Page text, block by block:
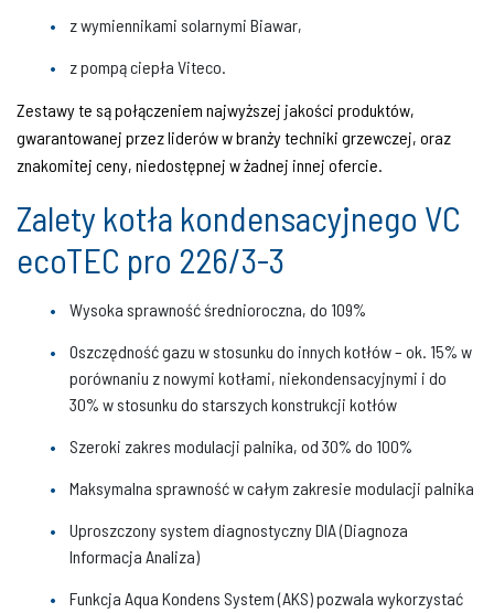
z wymiennikami solarnymi Biawar,
z pompą ciepła Viteco.
Zestawy te są połączeniem najwyższej jakości produktów,
gwarantowanej przez liderów w branży techniki grzewczej, oraz
znakomitej ceny, niedostępnej w żadnej innej ofercie.
Zalety kotła kondensacyjnego VC
ecoTEC pro 226/3-3
Wysoka sprawność średnioroczna, do 109%
Oszczędność gazu w stosunku do innych kotłów – ok. 15% w
porównaniu z nowymi kotłami, niekondensacyjnymi i do
30% w stosunku do starszych konstrukcji kotłów
Szeroki zakres modulacji palnika, od 30% do 100%
Maksymalna sprawność w całym zakresie modulacji palnika
Uproszczony system diagnostyczny DIA (Diagnoza
Informacja Analiza)
Funkcja Aqua Kondens System (AKS) pozwala wykorzystać